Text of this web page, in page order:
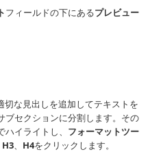
フィールドの下にあるプレビュー
な見出しを追加してテキストを
ブセクションに分割します。その
イライトし、 フォーマットツー
H3 H4をクリックします。